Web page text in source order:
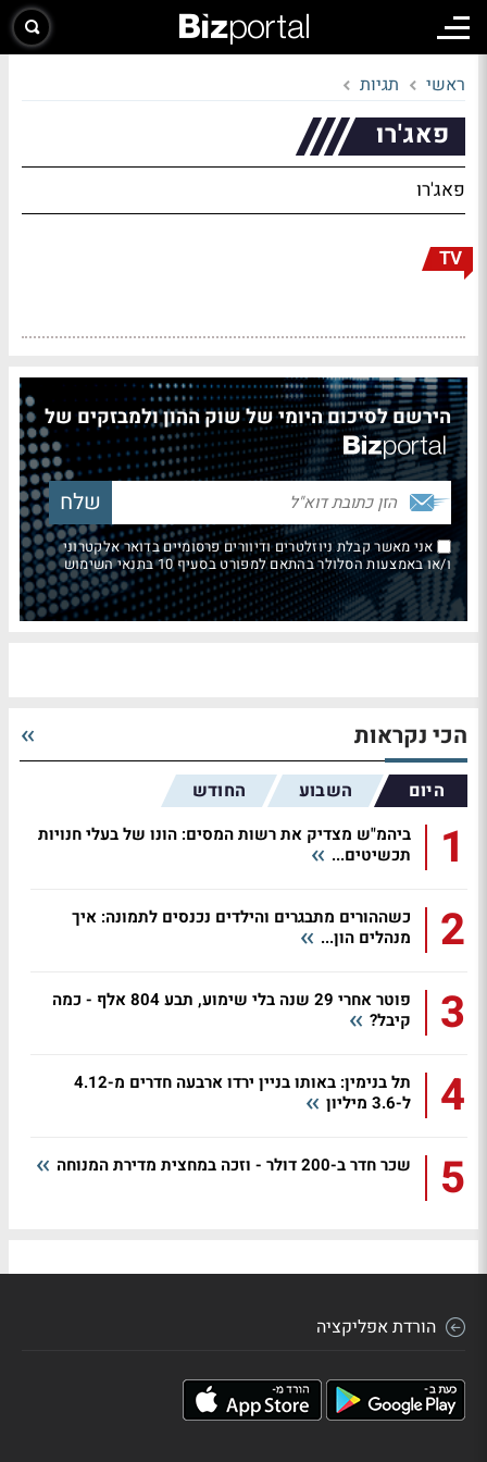
ראשי תגיות
פאג'רו
פאג'רו
TV
הירשם לסיכום היומי של שוק ההון ולמבזקים של
אני מאשר קבלת ניוזלטרים ודיוורים פרסומיים בדואר אלקטרוני
ו/או באמצעות הסלולר בהתאם למפורט בסעיף 10 בתנאי השימוש
הכי נקראות
היום השבוע החודש
1
ביהמ"ש מצדיק את רשות המסים: הונו של בעלי חנויות
תכשיטים...
2
כשההורים מתבגרים והילדים נכנסים לתמונה: איך
מנהלים הון...
3
פוטר אחרי 29 שנה בלי שימוע, תבע 804 אלף - כמה
קיבל?
4
תל בנימין: באותו בניין ירדו ארבעה חדרים מ-4.12
ל-3.6 מיליון
5 שכר חדר ב-200 דולר - וזכה במחצית מדירת המנוחה
הורדת אפליקציה